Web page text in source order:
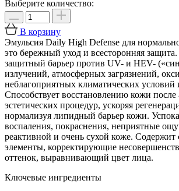
Выберите количество:
В корзину
Эмульсия Daily High Defense для
это бережный уход и всесторонняя
защитный барьер против UV- и HEV-
излучений, атмосферных загрязнений,
неблагоприятных климатических условий
Способствует восстановлению кожи после
эстетических процедур, ускоряя
нормализуя липидный барьер кожи.
воспаления, покраснения, неприятные
реактивной и очень сухой коже.
элементы, корректирующие
оттенок, выравнивающий цвет лица.
Ключевые ингредиенты